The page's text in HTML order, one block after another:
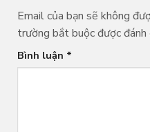
Email của bạn sẽ không
trường bắt buộc được đánh
Bình luận *